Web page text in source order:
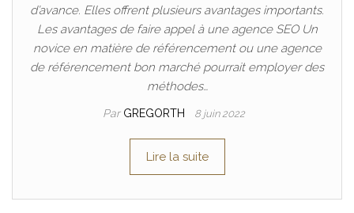
d’avance. Elles offrent plusieurs avantages importants.
Les avantages de faire appel à une agence SEO Un
novice en matière de référencement ou une agence
de référencement bon marché pourrait employer des
méthodes…
Par GREGORTH 8 juin 2022
Lire la suite